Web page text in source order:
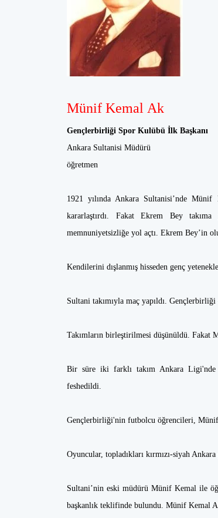
Münif Kemal Ak
Gençlerbirliği Spor Kulübü İlk Başkanı
Ankara Sultanisi Müdürü
öğretmen
1921 yılında Ankara Sultanisi’nde
kararlaştırdı. Fakat Ekrem Bey
memnuniyetsizliğe yol açtı. Ekrem Bey’in
Kendilerini dışlanmış hisseden genç
Sultani takımıyla maç yapıldı.
Takımların birleştirilmesi düşünüldü. Fakat
Bir süre iki farklı takım Ankara Ligi'nde
feshedildi.
Gençlerbirliği'nin futbolcu öğrencileri, Münif
Oyuncular, topladıkları kırmızı-siyah
Sultani’nin eski müdürü Münif Kemal ile
başkanlık teklifinde bulundu. Münif Kemal